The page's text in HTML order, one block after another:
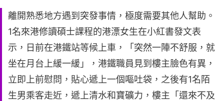
離開熟悉地方遇到突發事情，極度需要其他人幫助。
1名來港修讀碩士課程的港漂女生在小紅書發文表
示，日前在港鐵站等候上車，「突然一陣不舒服，就
坐在月台上緩一緩」，港鐵職員見到樓主臉色有異，
立即上前慰問，貼心遞上一個嘔吐袋，之後有1名陌
生男乘客走近，遞上清水和寶礦力，樓主「還來不及